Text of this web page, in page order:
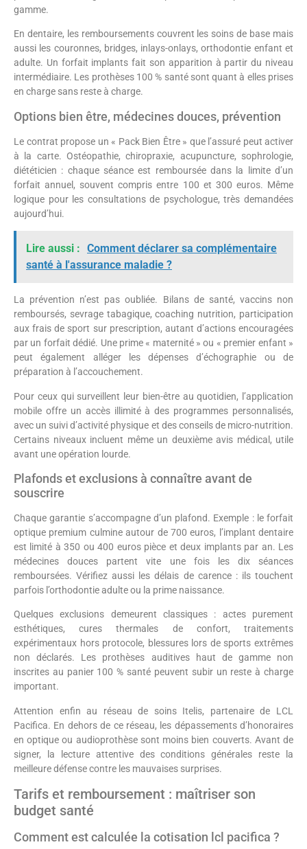
gamme.
En dentaire, les remboursements couvrent les soins de base mais
aussi les couronnes, bridges, inlays-onlays, orthodontie enfant et
adulte. Un forfait implants fait son apparition à partir du niveau
intermédiaire. Les prothèses 100 % santé sont quant à elles prises
en charge sans reste à charge.
Options bien être, médecines douces, prévention
Le contrat propose un « Pack Bien Être » que l’assuré peut activer
à la carte. Ostéopathie, chiropraxie, acupuncture, sophrologie,
diététicien : chaque séance est remboursée dans la limite d’un
forfait annuel, souvent compris entre 100 et 300 euros. Même
logique pour les consultations de psychologue, très demandées
aujourd’hui.
Lire aussi : Comment déclarer sa complémentaire
santé à l'assurance maladie ?
La prévention n’est pas oubliée. Bilans de santé, vaccins non
remboursés, sevrage tabagique, coaching nutrition, participation
aux frais de sport sur prescription, autant d’actions encouragées
par un forfait dédié. Une prime « maternité » ou « premier enfant »
peut également alléger les dépenses d’échographie ou de
préparation à l’accouchement.
Pour ceux qui surveillent leur bien-être au quotidien, l’application
mobile offre un accès illimité à des programmes personnalisés,
avec un suivi d’activité physique et des conseils de micro-nutrition.
Certains niveaux incluent même un deuxième avis médical, utile
avant une opération lourde.
Plafonds et exclusions à connaître avant de
souscrire
Chaque garantie s’accompagne d’un plafond. Exemple : le forfait
optique premium culmine autour de 700 euros, l’implant dentaire
est limité à 350 ou 400 euros pièce et deux implants par an. Les
médecines douces partent vite une fois les dix séances
remboursées. Vérifiez aussi les délais de carence : ils touchent
parfois l’orthodontie adulte ou la prime naissance.
Quelques exclusions demeurent classiques : actes purement
esthétiques, cures thermales de confort, traitements
expérimentaux hors protocole, blessures lors de sports extrêmes
non déclarés. Les prothèses auditives haut de gamme non
inscrites au panier 100 % santé peuvent subir un reste à charge
important.
Attention enfin au réseau de soins Itelis, partenaire de LCL
Pacifica. En dehors de ce réseau, les dépassements d’honoraires
en optique ou audioprothèse sont moins bien couverts. Avant de
signer, la lecture attentive des conditions générales reste la
meilleure défense contre les mauvaises surprises.
Tarifs et remboursement : maîtriser son
budget santé
Comment est calculée la cotisation lcl pacifica ?